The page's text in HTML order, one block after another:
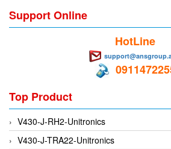
Flowserve
Fluke Process Instruments Vietnam
Forbes Marshall
FORNEY
Fortex
Support Online
HotLine
Top Product
V430-J-RH2-Unitronics
V430-J-TRA22-Unitronics